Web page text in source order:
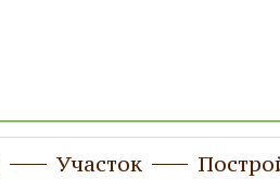
Участок